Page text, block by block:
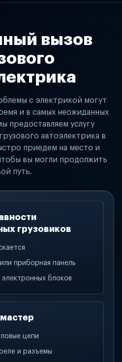
вызов
с электрикой могут
и в самых неожиданных
предоставляем услугу
автоэлектрика в
приедем на место и
вы могли продолжить
путь.
грузовиков
приборная панель
блоков
цепи
и разъемы